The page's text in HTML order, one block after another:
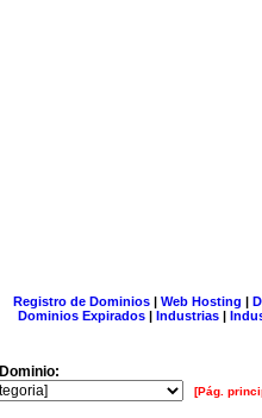
Registro de Dominios| Web Hosting |
Dominios Expirados | Industrias |
[Pág.